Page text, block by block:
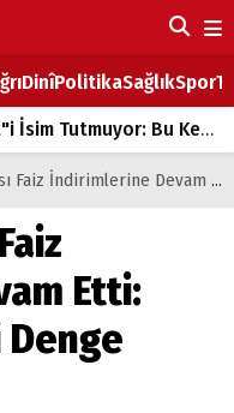
DinîPolitikaSağlıkSpor
Bu Kez de Mem u Zîn Oldu!
Zam
ağır yük
Devam Etti: Piyasalarda Yeni Denge Arayışı
Etti: